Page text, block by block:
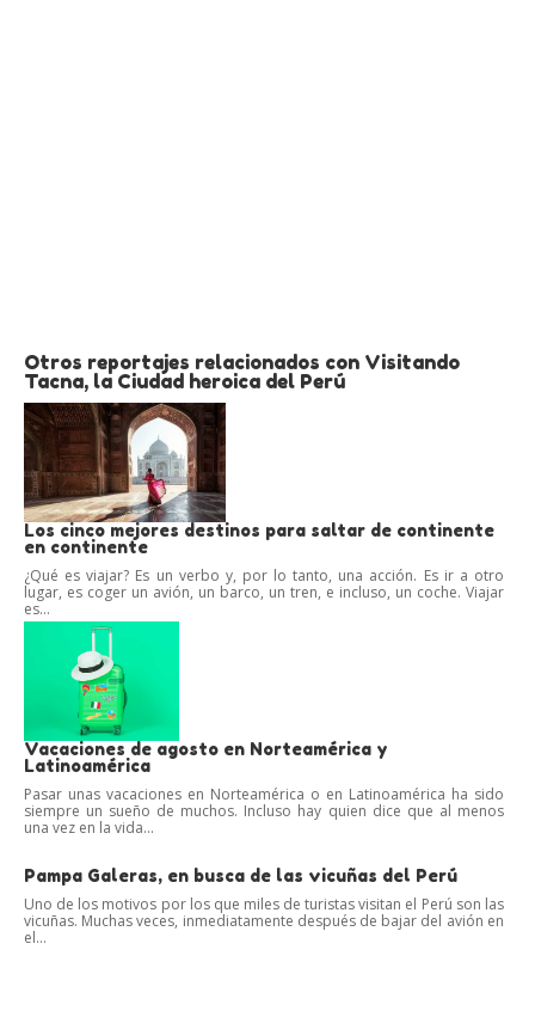
Otros reportajes relacionados con Visitando
Tacna, la Ciudad heroica del Perú
Los cinco mejores destinos para saltar de continente
en continente
¿Qué es viajar? Es un verbo y, por lo tanto, una acción. Es ir a otro
lugar, es coger un avión, un barco, un tren, e incluso, un coche. Viajar
es...
Vacaciones de agosto en Norteamérica y
Latinoamérica
Pasar unas vacaciones en Norteamérica o en Latinoamérica ha sido
siempre un sueño de muchos. Incluso hay quien dice que al menos
una vez en la vida...
Pampa Galeras, en busca de las vicuñas del Perú
Uno de los motivos por los que miles de turistas visitan el Perú son las
vicuñas. Muchas veces, inmediatamente después de bajar del avión en
el...